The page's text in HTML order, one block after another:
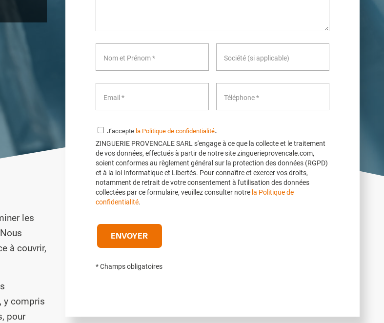
les
à couvrir,
y compris
pour
J’accepte la Politique de confidentialité.
ZINGUERIE PROVENCALE SARL s'engage à ce que la collecte et le traitement
de vos données, effectués à partir de notre site zinguerieprovencale.com,
soient conformes au règlement général sur la protection des données (RGPD)
et à la loi Informatique et Libertés. Pour connaître et exercer vos droits,
notamment de retrait de votre consentement à l'utilisation des données
collectées par ce formulaire, veuillez consulter notre la Politique de
confidentialité.
* Champs obligatoires